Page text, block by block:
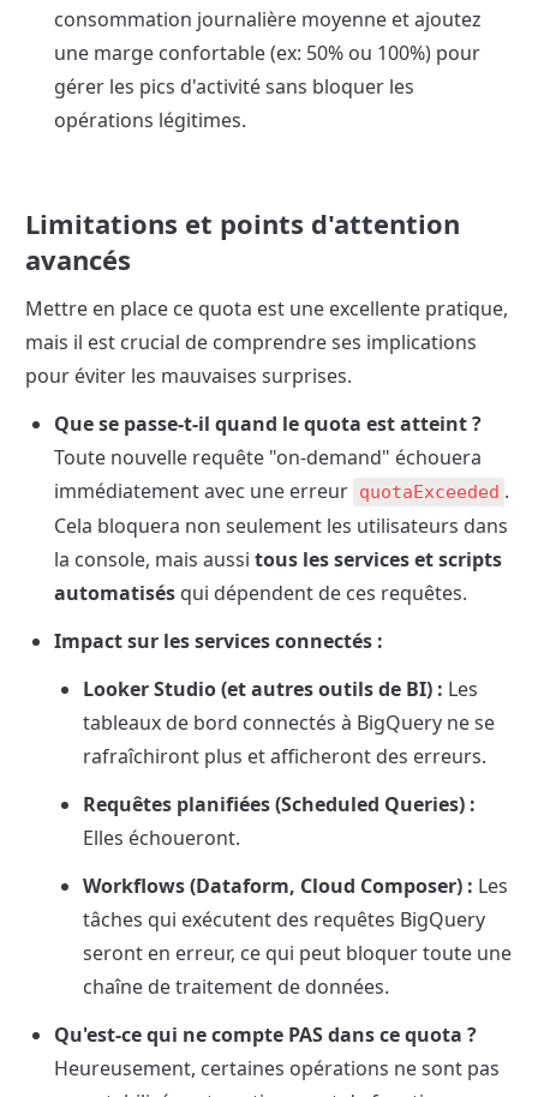
consommation journalière moyenne et ajoutez
une marge confortable (ex: 50% ou 100%) pour
gérer les pics d'activité sans bloquer les
opérations légitimes.
Limitations et points d'attention
avancés
Mettre en place ce quota est une excellente pratique,
mais il est crucial de comprendre ses implications
pour éviter les mauvaises surprises.
Que se passe-t-il quand le quota est atteint ?
Toute nouvelle requête "on-demand" échouera
immédiatement avec une erreur quotaExceeded .
Cela bloquera non seulement les utilisateurs dans
la console, mais aussi tous les services et scripts
automatisés qui dépendent de ces requêtes.
Impact sur les services connectés :
Looker Studio (et autres outils de BI) : Les
tableaux de bord connectés à BigQuery ne se
rafraîchiront plus et afficheront des erreurs.
Requêtes planifiées (Scheduled Queries) :
Elles échoueront.
Workflows (Dataform, Cloud Composer) : Les
tâches qui exécutent des requêtes BigQuery
seront en erreur, ce qui peut bloquer toute une
chaîne de traitement de données.
Qu'est-ce qui ne compte PAS dans ce quota ?
Heureusement, certaines opérations ne sont pas